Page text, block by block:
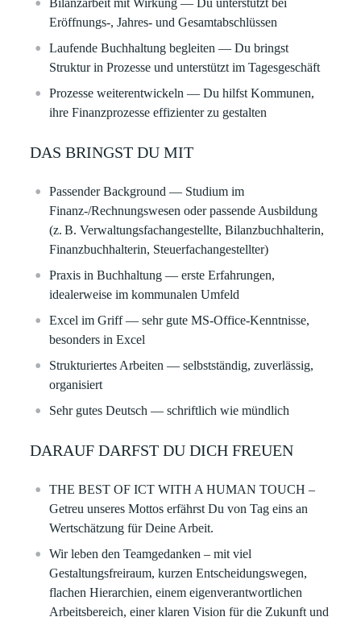
Bilanzarbeit mit Wirkung — Du unterstützt bei
Eröffnungs-, Jahres- und Gesamtabschlüssen
Laufende Buchhaltung begleiten — Du bringst
Struktur in Prozesse und unterstützt im Tagesgeschäft
Prozesse weiterentwickeln — Du hilfst Kommunen,
ihre Finanzprozesse effizienter zu gestalten
DAS BRINGST DU MIT
Passender Background — Studium im
Finanz-/Rechnungswesen oder passende Ausbildung
(z. B. Verwaltungsfachangestellte, Bilanzbuchhalterin,
Finanzbuchhalterin, Steuerfachangestellter)
Praxis in Buchhaltung — erste Erfahrungen,
idealerweise im kommunalen Umfeld
Excel im Griff— sehr gute MS-Office-Kenntnisse,
besonders in Excel
Strukturiertes Arbeiten — selbstständig, zuverlässig,
organisiert
Sehr gutes Deutsch — schriftlich wie mündlich
DARAUF DARFST DU DICH FREUEN
THE BEST OF ICT WITH A HUMAN TOUCH –
Getreu unseres Mottos erfährst Du von Tag eins an
Wertschätzung für Deine Arbeit.
Wir leben den Teamgedanken – mit viel
Gestaltungsfreiraum, kurzen Entscheidungswegen,
flachen Hierarchien, einem eigenverantwortlichen
Arbeitsbereich, einer klaren Vision für die Zukunft und